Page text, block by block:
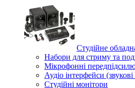
Студійне
Набори для стриму та
Мікрофонні
Аудіо інтерфейси
Студійні монітори